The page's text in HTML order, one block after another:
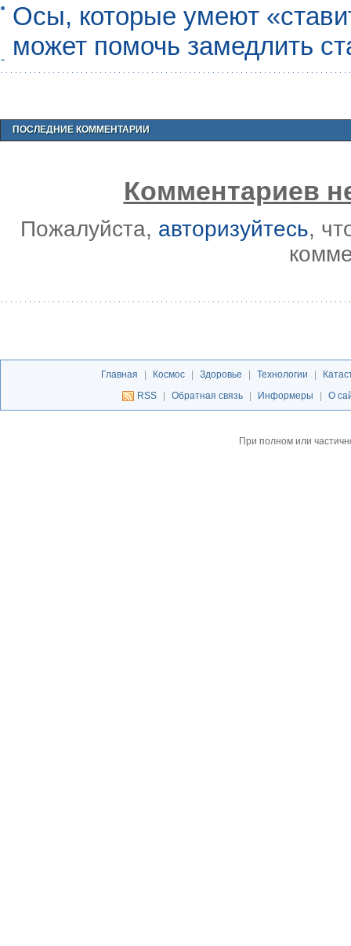
Осы, которые умеют
может помочь замедлить
ПОСЛЕДНИЕ КОММЕНТАРИИ
Комментариев
Пожалуйста, авторизуйтесь,
Главная | Космос | Здоровье | Технологии |
RSS
| Обратная связь | Информеры | О
При полном или